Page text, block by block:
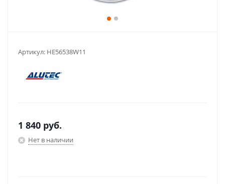
Артикул: HE56538W11
1 840 руб.
Нет в наличии